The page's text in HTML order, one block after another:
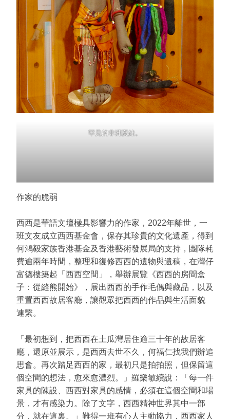
罕見的非洲夏娃。
作家的脆弱
西西是華語文壇極具影響力的作家，2022年離世，一
班文友成立西西基金會，保存其珍貴的文化遺產，得到
何鴻毅家族香港基金及香港藝術發展局的支持，團隊耗
費逾兩年時間，整理和復修西西的遺物與遺稿，在灣仔
富德樓築起「西西空間」，舉辦展覽《西西的房間盒
子：從縫熊開始》，展出西西的手作毛偶與藏品，以及
重置西西故居客廳，讓觀眾把西西的作品與生活面貌
連繫。
「最初想到，把西西在土瓜灣居住逾三十年的故居客
廳，還原並展示，是西西去世不久，何福仁找我們辦追
思會。再次踏足西西的家，最初只是拍拍照，但保留這
個空間的想法，愈來愈濃烈。」羅樂敏續說：「每一件
家具的陳設、西西對家具的感情，必須在這個空間和場
景，才有感染力。除了文字，西西精神世界其中一部
分，就在這裏。」難得一班有心人主動協力，西西家人